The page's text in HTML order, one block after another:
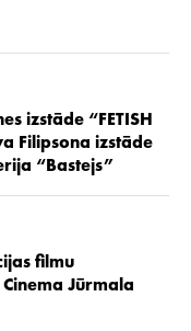
izstāde “FETISH
Filipsona izstāde
“Bastejs”
filmu
Jūrmala